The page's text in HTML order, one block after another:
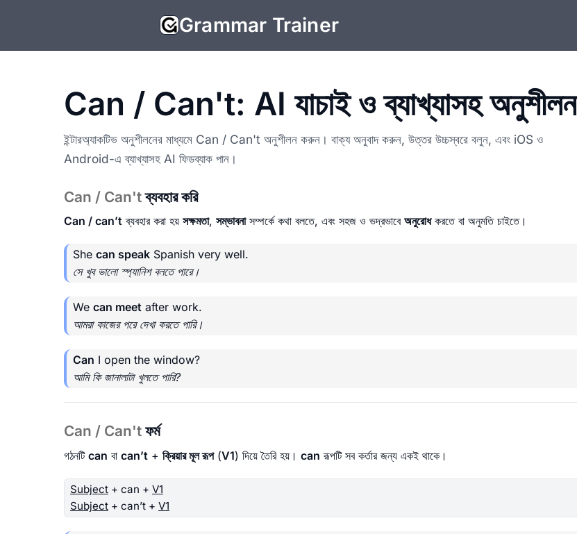
Grammar Trainer
Can / Can't: AI যাচাই ও ব্যাখ্যাসহ অনুশীলন
ইন্টারঅ্যাকটিভ অনুশীলনের মাধ্যমে Can / Can't অনুশীলন করুন। বাক্য অনুবাদ করুন, উত্তর উচ্চস্বরে বলুন, এবং iOS ও
Android-এ ব্যাখ্যাসহ AI ফিডব্যাক পান।
Can / Can'tব্যবহার করি
Can / can’t ব্যবহার করা হয় সক্ষমতা, সম্ভাবনাসম্পর্কে কথা বলতে, এবং সহজ ও ভদ্রভাবে অনুরোধকরতে বা অনুমতি চাইতে।
She can speak Spanish very well.
সে খুব ভালো স্প্যানিশ বলতে পারে।
We can meet after work.
আমরা কাজের পরে দেখা করতে পারি।
Can I open the window?
আমি কি জানালাটা খুলতে পারি?
Can / Can't ফর্ম
গঠনটি can বা can’t + ক্রিয়ার মূল রূপ(V1) দিয়ে তৈরি হয়। can রূপটি সব কর্তার জন্য একই থাকে।
Subject + can + V1
Subject + can’t + V1